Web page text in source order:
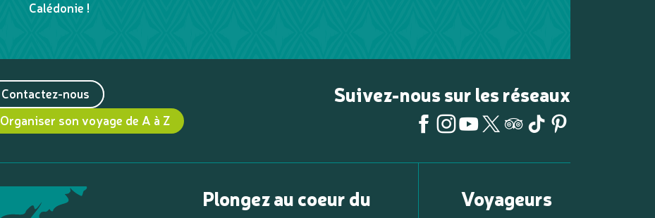
Calédonie !
Contactez-nous
Organiser son voyage de A à Z
Suivez-nous sur les réseaux
Plongez au coeur du
Voyageurs